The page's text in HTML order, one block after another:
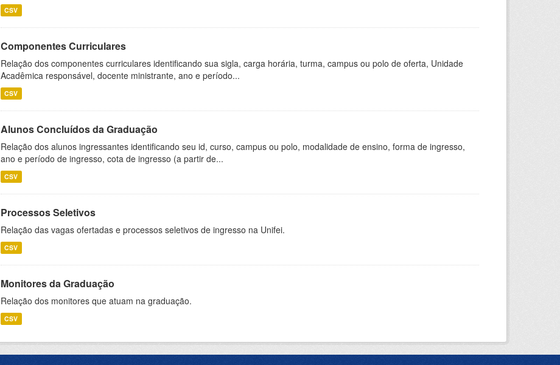
CSV
Componentes Curriculares
Relação dos componentes curriculares identificando sua sigla, carga horária, turma, campus ou polo de oferta, Unidade
Acadêmica responsável, docente ministrante, ano e período...
CSV
Alunos Concluídos da Graduação
Relação dos alunos ingressantes identificando seu id, curso, campus ou polo, modalidade de ensino, forma de ingresso,
ano e período de ingresso, cota de ingresso (a partir de...
CSV
Processos Seletivos
Relação das vagas ofertadas e processos seletivos de ingresso na Unifei.
CSV
Monitores da Graduação
Relação dos monitores que atuam na graduação.
CSV